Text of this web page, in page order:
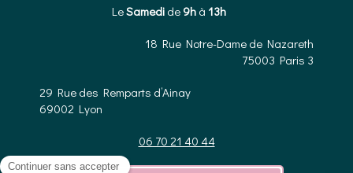
LeSamedide 9hà 13h
18 Rue Notre-Dame de Nazareth
75003 Paris 3
29 Rue des Remparts d’Ainay
69002 Lyon
06 70 21 40 44